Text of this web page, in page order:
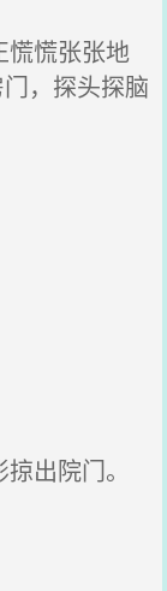
慌张张地
，探头探脑
出院门。